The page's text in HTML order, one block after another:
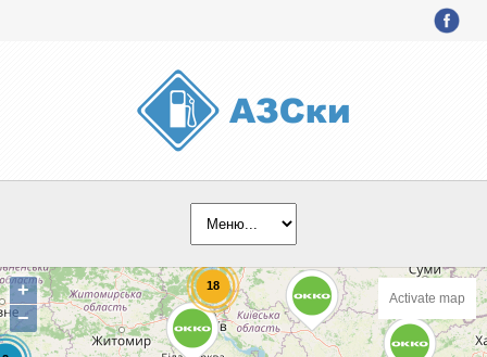
+
−
Activate map